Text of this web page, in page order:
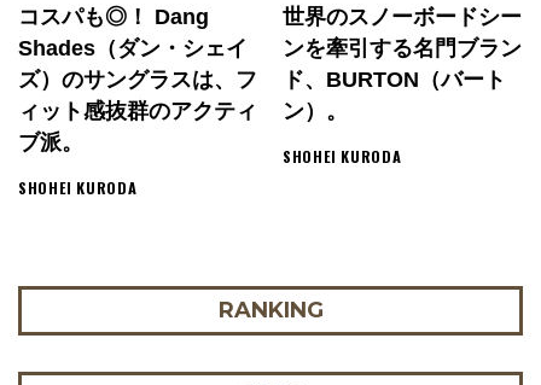
コスパも◎！ Dang
Shades（ダン・シェイ
ズ）のサングラスは、フ
ィット感抜群のアクティ
ブ派。
SHOHEI KURODA
世界のスノーボードシー
ンを牽引する名門ブラン
ド、BURTON（バート
ン）。
SHOHEI KURODA
RANKING